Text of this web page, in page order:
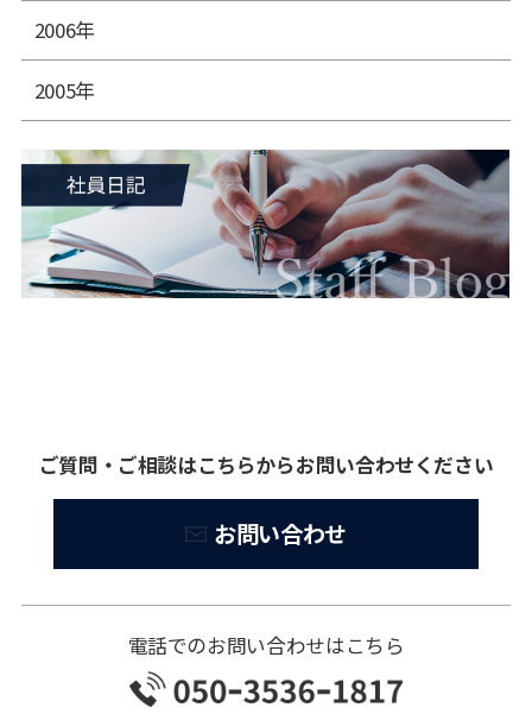
2006年
2005年
ご質問・ご相談はこちらからお問い合わせください
お問い合わせ
電話でのお問い合わせはこちら